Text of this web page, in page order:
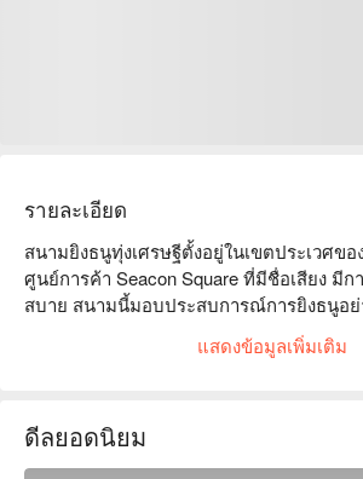
รายละเอียด
สนามยิงธนูทุ่งเศรษฐีตั้งอยู่ในเขตประเวศขอ
ศูนย์การค้า Seacon Square ที่มีชื่อเสียง มีก
สบาย สนามนี้มอบประสบการณ์การยิงธนูอ
เริ่มต้นและนักยิงที่มีประสบการณ์ได้สนุกกับก
บรรยากาศที่เป็นมิตร สถานที่นี้มีอุปกรณ์ที่ค
เหมาะสม จองผ่าน FunNow เพื่อรับส่วนลด!
แสดงข้อมูลเพิ่มเติม
ดีลยอดนิยม